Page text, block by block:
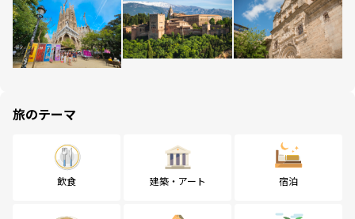
旅のテーマ
飲食 建築・アート 宿泊